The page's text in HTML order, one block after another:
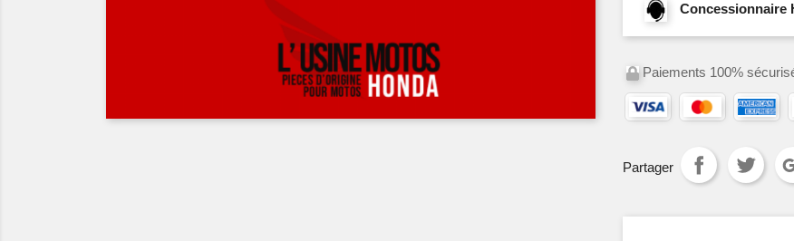
Concessionnaire
Paiements 100%
Partager